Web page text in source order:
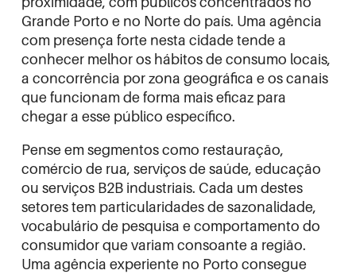
Grande Porto e no Norte do país. Uma agência
com presença forte nesta cidade tende a
conhecer melhor os hábitos de consumo locais,
a concorrência por zona geográfica e os canais
que funcionam de forma mais eficaz para
chegar a esse público específico.
Pense em segmentos como restauração,
comércio de rua, serviços de saúde, educação
ou serviços B2B industriais. Cada um destes
setores tem particularidades de sazonalidade,
vocabulário de pesquisa e comportamento do
consumidor que variam consoante a região.
Uma agência experiente no Porto consegue